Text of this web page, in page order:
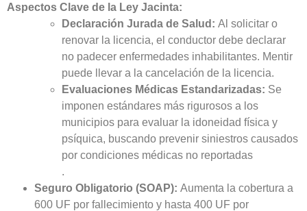
Aspectos Clave de la Ley Jacinta:
Declaración Jurada de Salud: Al solicitar o
renovar la licencia, el conductor debe declarar
no padecer enfermedades inhabilitantes. Mentir
puede llevar a la cancelación de la licencia.
Evaluaciones Médicas Estandarizadas: Se
imponen estándares más rigurosos a los
municipios para evaluar la idoneidad física y
psíquica, buscando prevenir siniestros causados
por condiciones médicas no reportadas
.
Seguro Obligatorio (SOAP): Aumenta la cobertura a
600 UF por fallecimiento y hasta 400 UF por